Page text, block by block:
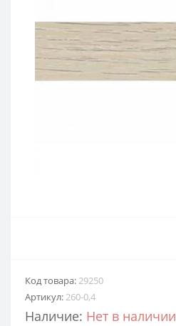
Код товара:29250
Артикул:260-0,4
Наличие: Нет в наличии